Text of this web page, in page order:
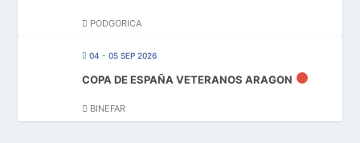
PODGORICA
04 - 05 SEP 2026
COPA DE ESPAÑA VETERANOS ARAGON
BINEFAR